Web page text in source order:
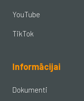
YouTube
TikTok
Informācijai
Dokumenti